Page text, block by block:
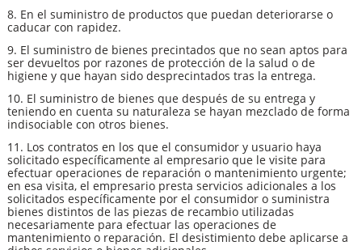
8. En el suministro de productos que puedan deteriorarse o
caducar con rapidez.
9. El suministro de bienes precintados que no sean aptos para
ser devueltos por razones de protección de la salud o de
higiene y que hayan sido desprecintados tras la entrega.
10. El suministro de bienes que después de su entrega y
teniendo en cuenta su naturaleza se hayan mezclado de forma
indisociable con otros bienes.
11. Los contratos en los que el consumidor y usuario haya
solicitado específicamente al empresario que le visite para
efectuar operaciones de reparación o mantenimiento urgente;
en esa visita, el empresario presta servicios adicionales a los
solicitados específicamente por el consumidor o suministra
bienes distintos de las piezas de recambio utilizadas
necesariamente para efectuar las operaciones de
mantenimiento o reparación. El desistimiento debe aplicarse a